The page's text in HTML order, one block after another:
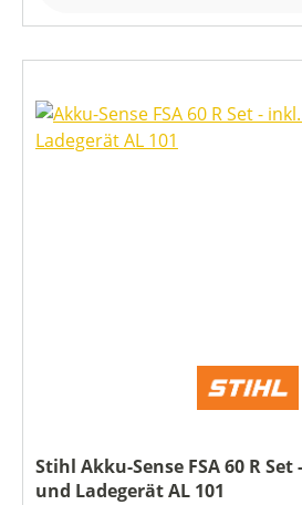
Stihl Akku-Sense FSA 60 R
und Ladegerät AL 101